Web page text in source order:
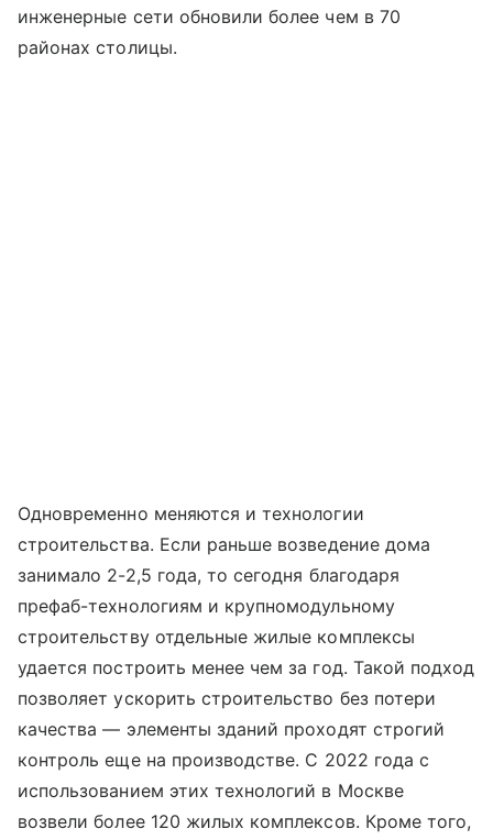
инженерные сети обновили более чем в 70
районах столицы.
Одновременно меняются и технологии
строительства. Если раньше возведение дома
занимало 2-2,5 года, то сегодня благодаря
префаб-технологиям и крупномодульному
строительству отдельные жилые комплексы
удается построить менее чем за год. Такой подход
позволяет ускорить строительство без потери
качества — элементы зданий проходят строгий
контроль еще на производстве. С 2022 года с
использованием этих технологий в Москве
возвели более 120 жилых комплексов. Кроме того,